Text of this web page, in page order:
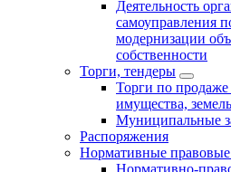
Деятельность
самоуправления
модернизации
собственности
Торги, тендеры
Торги по
имущества,
Муниципальные
Распоряжения
Нормативные